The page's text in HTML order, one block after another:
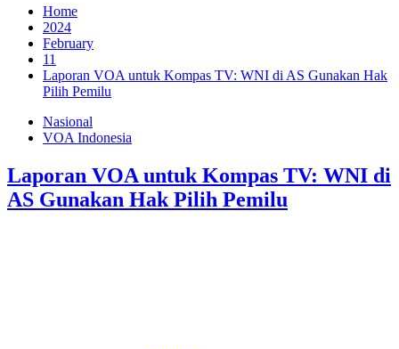
Home
2024
February
11
Laporan VOA untuk Kompas TV: WNI di AS Gunakan Hak
Pilih Pemilu
Nasional
VOA Indonesia
Laporan VOA untuk Kompas TV: WNI di
AS Gunakan Hak Pilih Pemilu